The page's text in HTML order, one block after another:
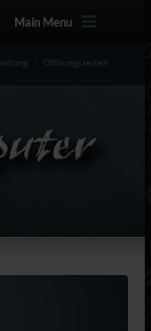
Main Menu
Öffnungszeiten